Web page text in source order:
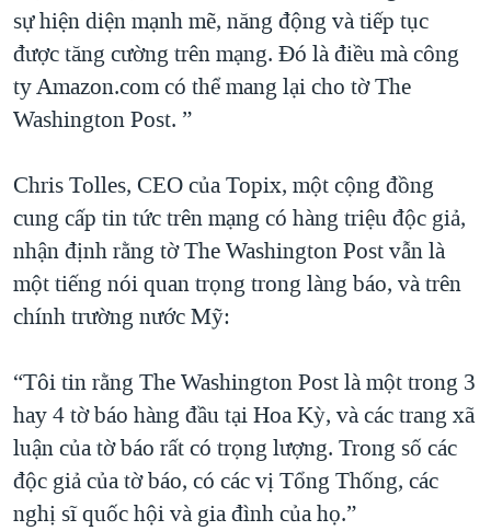
sự hiện diện mạnh mẽ, năng động và tiếp tục
được tăng cường trên mạng. Đó là điều mà công
ty Amazon.com có thể mang lại cho tờ The
Washington Post. ”
Chris Tolles, CEO của Topix, một cộng đồng
cung cấp tin tức trên mạng có hàng triệu độc giả,
nhận định rằng tờ The Washington Post vẫn là
một tiếng nói quan trọng trong làng báo, và trên
chính trường nước Mỹ:
“Tôi tin rằng The Washington Post là một trong 3
hay 4 tờ báo hàng đầu tại Hoa Kỳ, và các trang xã
luận của tờ báo rất có trọng lượng. Trong số các
độc giả của tờ báo, có các vị Tổng Thống, các
nghị sĩ quốc hội và gia đình của họ.”